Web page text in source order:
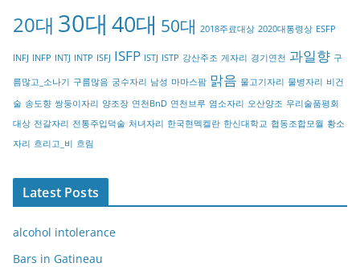
o
y
20대 30대 40대 50대 2018주료대상 2020대통령상 ESFP
INFJ INFP INTJ INTP ISFJ ISFP ISTJ ISTP 강산주조 게자리 경기연천 과일향 구
름많고_소나기 구름많음 궁수자리 남성 마마스팜 맑음 물고기자리 물병자리 비건
술 송도향 쌍둥이자리 양조장 연천BnD 연천브루 염소자리 오산양조 우리술품평회
대상 전갈자리 전통주입덕술 처녀자리 한국현멕켈란 한신대학교 협동조합모월 황소
자리 흐리고_비 흐림
Latest Posts
alcohol intolerance
Bars in Gatineau